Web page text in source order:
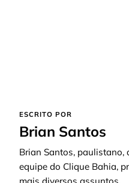
ESCRITO POR
Brian Santos
Brian Santos, paulistano,
equipe do Clique Bahia,